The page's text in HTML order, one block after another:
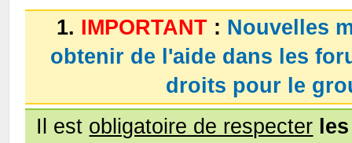
1. IMPORTANT : Nouvelles
obtenir de l'aide dans les
droits pour le
Il est obligatoire de respecter